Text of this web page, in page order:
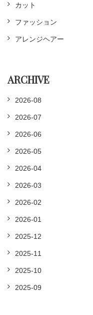
カット
ファッション
アレンジヘアー
ARCHIVE
2026-08
2026-07
2026-06
2026-05
2026-04
2026-03
2026-02
2026-01
2025-12
2025-11
2025-10
2025-09